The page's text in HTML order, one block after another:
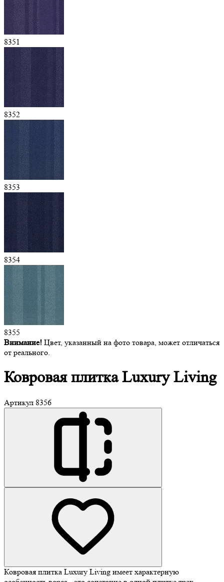
8351
8352
8353
8354
8355
Внимание! Цвет, указанный на фото товара, может отличаться
от реального.
Ковровая плиткаLuxury Living
Артикул 8356
Ковровая плитка Luxury Living имеет характерную